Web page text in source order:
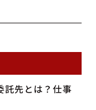
託先とは？仕事